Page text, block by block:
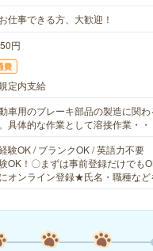
仕事できる方、大歓迎！
円
費
定内支給
車用のブレーキ部品の製造に関
具体的な作業として溶接作業・
験OK / ブランクOK / 英語力不要
OK！〇まずは事前登録だけでも
オンライン登録★氏名・職種な